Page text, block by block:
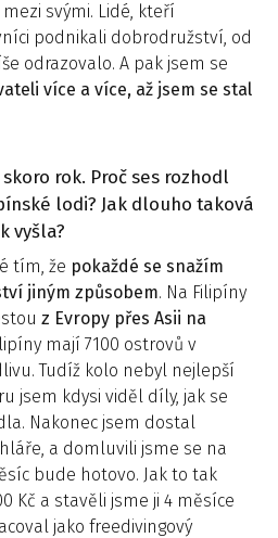
svými. Lidé, kteří
podnikali dobrodružství, od
odrazovalo. A pak jsem se
více a více, až jsem se stal
rok. Proč ses rozhodl
lodi? Jak dlouho taková
vyšla?
tím, že pokaždé se snažím
jiným způsobem. Na Filipíny
z Evropy přes Asii na
mají 7100 ostrovů v
Tudíž kolo nebyl nejlepší
jsem kdysi viděl díly, jak se
Nakonec jsem dostal
a domluvili jsme se na
bude hotovo. Jak to tak
Kč a stavěli jsme ji 4 měsíce
jako freedivingový